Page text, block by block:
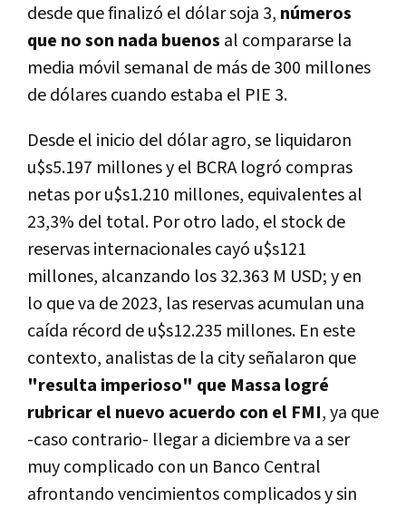
desde que finalizó el dólar soja 3, números
que no son nada buenos al compararse la
media móvil semanal de más de 300 millones
de dólares cuando estaba el PIE 3.
Desde el inicio del dólar agro, se liquidaron
u$s5.197 millones y el BCRA logró compras
netas por u$s1.210 millones, equivalentes al
23,3% del total. Por otro lado, el stock de
reservas internacionales cayó u$s121
millones, alcanzando los 32.363 M USD; y en
lo que va de 2023, las reservas acumulan una
caída récord de u$s12.235 millones. En este
contexto, analistas de la city señalaron que
"resulta imperioso" que Massa logré
rubricar el nuevo acuerdo con el FMI, ya que
-caso contrario- llegar a diciembre va a ser
muy complicado con un Banco Central
afrontando vencimientos complicados y sin